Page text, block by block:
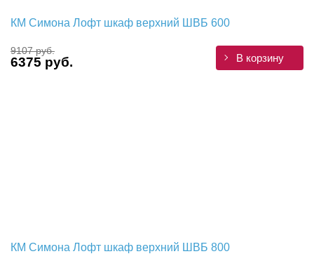
КМ Симона Лофт шкаф верхний ШВБ 600
9107 руб.
6375 руб. В корзину
КМ Симона Лофт шкаф верхний ШВБ 800